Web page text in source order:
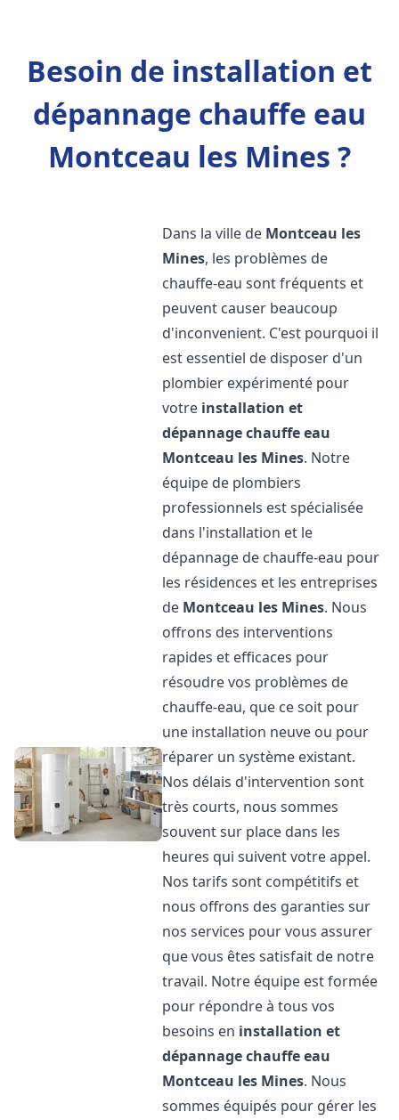
Besoin de installation et
dépannage chauffe eau
Montceau les Mines ?
Dans la ville de Montceau les
Mines, les problèmes de
chauffe-eau sont fréquents et
peuvent causer beaucoup
d'inconvenient. C'est pourquoi il
est essentiel de disposer d'un
plombier expérimenté pour
votre installation et
dépannage chauffe eau
Montceau les Mines. Notre
équipe de plombiers
professionnels est spécialisée
dans l'installation et le
dépannage de chauffe-eau pour
les résidences et les entreprises
de Montceau les Mines. Nous
offrons des interventions
rapides et efficaces pour
résoudre vos problèmes de
chauffe-eau, que ce soit pour
une installation neuve ou pour
réparer un système existant.
Nos délais d'intervention sont
très courts, nous sommes
souvent sur place dans les
heures qui suivent votre appel.
Nos tarifs sont compétitifs et
nous offrons des garanties sur
nos services pour vous assurer
que vous êtes satisfait de notre
travail. Notre équipe est formée
pour répondre à tous vos
besoins en installation et
dépannage chauffe eau
Montceau les Mines. Nous
sommes équipés pour gérer les